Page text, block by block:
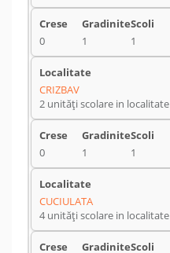
0 1 1
CRIZBAV
2 unități scolare in localitate
0 1 1
CUCIULATA
4 unități scolare in localitate